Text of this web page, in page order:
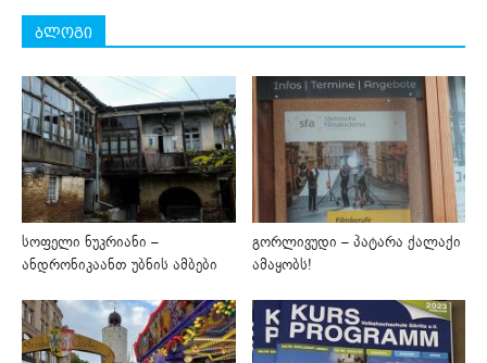
ბლოგი
სოფელი ნუკრიანი –
ანდრონიკაანთ უბნის ამბები
გორლივუდი – პატარა ქალაქი
ამაყობს!